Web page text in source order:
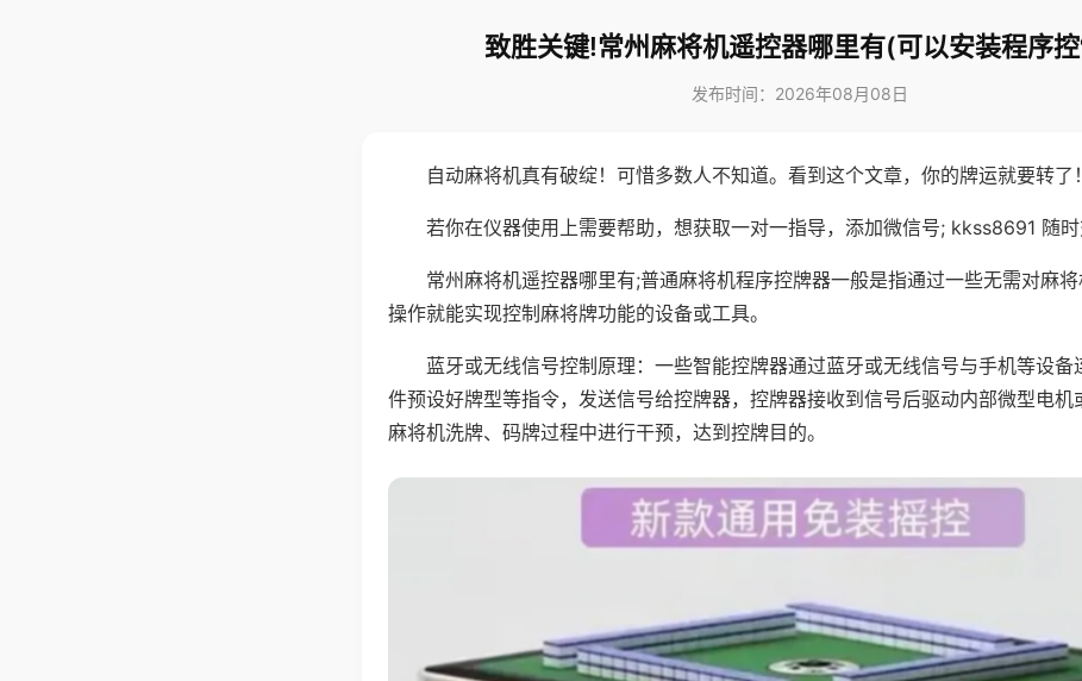
致胜关键!常州麻将机遥控器哪里有(可以安装程序
发布时间：2026年08月08日
自动麻将机真有破绽！可惜多数人不知道。看到这个文章，你的牌运就要转了！
若你在仪器使用上需要帮助，想获取一对一指导，添加微信号; kkss8691 随时
常州麻将机遥控器哪里有;普通麻将机程序控牌器一般是指通过一些无需对麻
操作就能实现控制麻将牌功能的设备或工具。
蓝牙或无线信号控制原理：一些智能控牌器通过蓝牙或无线信号与手机等设备
件预设好牌型等指令，发送信号给控牌器，控牌器接收到信号后驱动内部微型电机
麻将机洗牌、码牌过程中进行干预，达到控牌目的。